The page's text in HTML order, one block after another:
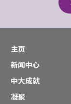
主页
新闻中心
中大成就
凝聚